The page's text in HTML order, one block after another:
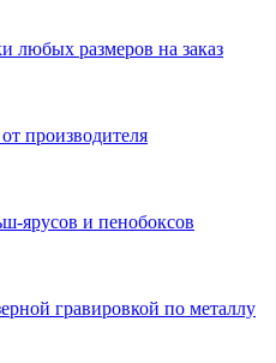
любых размеров на заказ
производителя
ярусов и пенобоксов
гравировкой по металлу